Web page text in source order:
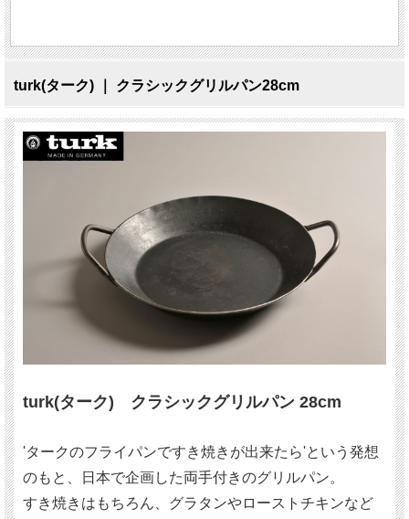
turk(ターク) ｜ クラシックグリルパン28cm
turk(ターク) クラシックグリルパン 28cm
'タークのフライパンですき焼きが出来たら'という発想
のもと、日本で企画した両手付きのグリルパン。
すき焼きはもちろん、グラタンやローストチキンなど